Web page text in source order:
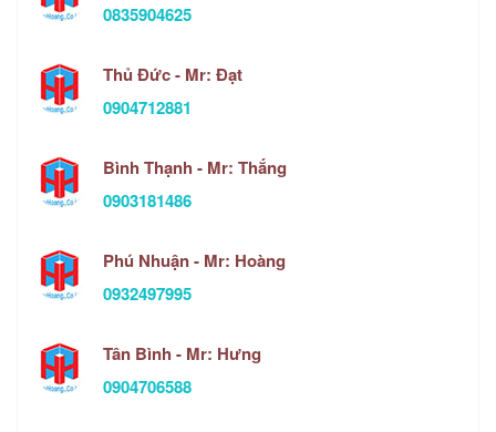
0835904625
Thủ Đức - Mr: Đạt
0904712881
Bình Thạnh - Mr: Thắng
0903181486
Phú Nhuận - Mr: Hoàng
0932497995
Tân Bình - Mr: Hưng
0904706588